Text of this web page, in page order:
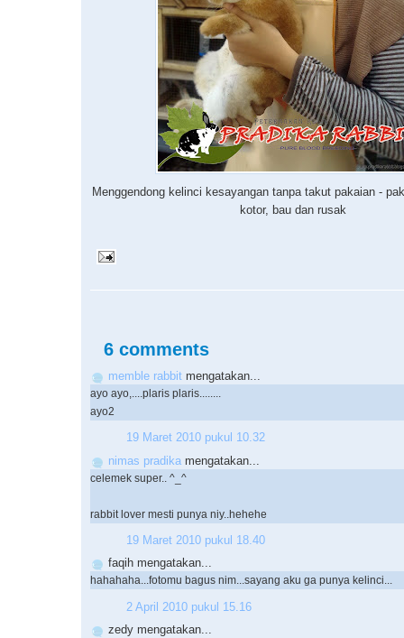
Menggendong kelinci kesayangan tanpa takut pakaian -
kotor, bau dan rusak
6 comments
memble rabbit mengatakan...
ayo ayo,....plaris plaris........
ayo2
19 Maret 2010 pukul 10.32
nimas pradika mengatakan...
celemek super.. ^_^
rabbit lover mesti punya niy..hehehe
19 Maret 2010 pukul 18.40
faqih mengatakan...
hahahaha...fotomu bagus nim...sayang aku ga punya kelinci...
2 April 2010 pukul 15.16
zedy mengatakan...